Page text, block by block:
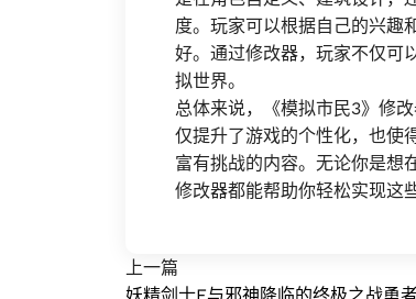
度。玩家可以根据自己的兴趣
好。通过修改器，玩家不仅可
拟世界。
总体来说，《模拟市民3》修
仅提升了游戏的个性化，也使
富有挑战的内容。无论你是想
修改器都能帮助你轻松实现这
上一篇